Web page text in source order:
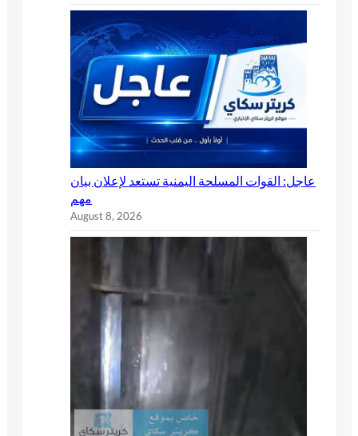
عاجل: القوات المسلحة اليمنية تستعد لإعلان بيان
مهم
August 8, 2026